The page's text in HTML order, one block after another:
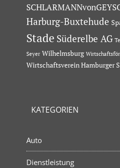
Harburg-Buxtehude
Stade Süderelbe AG
Seyer Wilhelmsburg
Wirtschaftsverein Hamburger
KATEGORIEN
Auto
Dienstleistung